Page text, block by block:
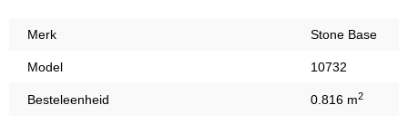
Merk Stone Base
Model 10732
Besteleenheid 0.816 m2